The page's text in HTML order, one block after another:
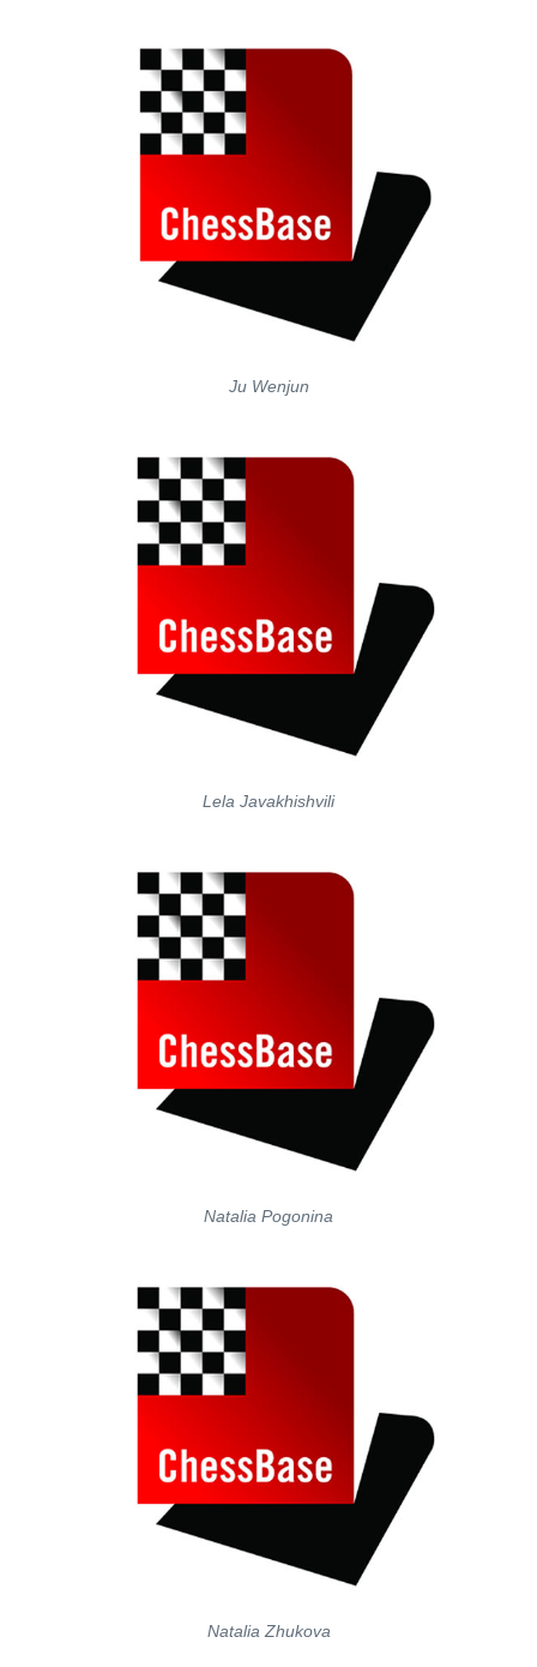
Ju Wenjun
Lela Javakhishvili
Natalia Pogonina
Natalia Zhukova